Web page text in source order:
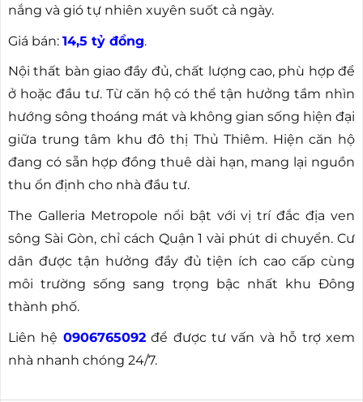
nắng và gió tự nhiên xuyên suốt cả ngày.
Giá bán: 14,5 tỷ đồng.
Nội thất bàn giao đầy đủ, chất lượng cao, phù hợp để
ở hoặc đầu tư. Từ căn hộ có thể tận hưởng tầm nhìn
hướng sông thoáng mát và không gian sống hiện đại
giữa trung tâm khu đô thị Thủ Thiêm. Hiện căn hộ
đang có sẵn hợp đồng thuê dài hạn, mang lại nguồn
thu ổn định cho nhà đầu tư.
The Galleria Metropole nổi bật với vị trí đắc địa ven
sông Sài Gòn, chỉ cách Quận 1 vài phút di chuyển. Cư
dân được tận hưởng đầy đủ tiện ích cao cấp cùng
môi trường sống sang trọng bậc nhất khu Đông
thành phố.
Liên hệ 0906765092để được tư vấn và hỗ trợ xem
nhà nhanh chóng 24/7.